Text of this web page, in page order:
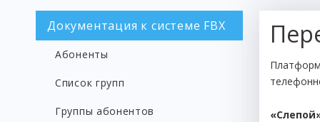
КЕЙСЫ
Документация к системе FBX
Абоненты
Список групп
Группы абонентов